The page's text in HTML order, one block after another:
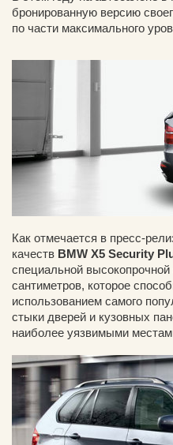
бронированную версию
по части максимального
Как отмечается в пресс-
качеств BMW X5 Security
специальной
сантиметров, которое
использованием самого
стыки дверей и кузовных
наиболее уязвимыми